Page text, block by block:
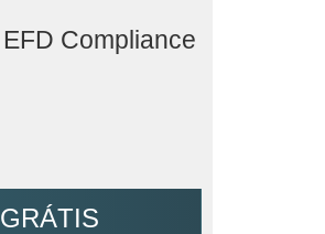
Compliance